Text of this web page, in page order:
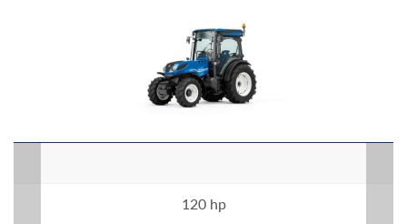
120 hp